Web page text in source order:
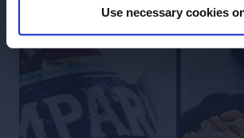
Use necessary cookies
complementam o sabor do prato.